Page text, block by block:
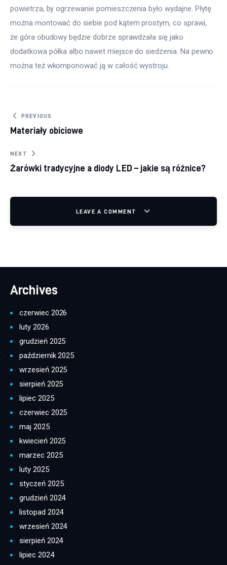
powietrza, by ogrzewanie pomieszczenia było wydajne. Płytę
można montować do siebie pod kątem prostym, co sprawi,
że góra obudowy będzie dobrze sprawdzała się jako
dodatkowa półka albo nawet miejsce do siedzenia. Na pewno
można też wkomponować ją w całość wystroju.
Nawigacja wpisu
PREVIOUS
Materiały obiciowe
NEXT
Żarówki tradycyjne a diody LED – jakie są różnice?
LEAVE A COMMENT
Archives
czerwiec 2026
luty 2026
grudzień 2025
październik 2025
wrzesień 2025
sierpień 2025
lipiec 2025
czerwiec 2025
maj 2025
kwiecień 2025
marzec 2025
luty 2025
styczeń 2025
grudzień 2024
listopad 2024
wrzesień 2024
sierpień 2024
lipiec 2024